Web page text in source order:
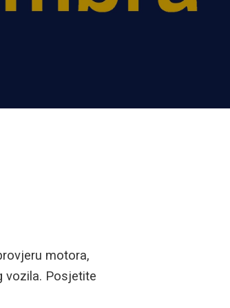
motora,
vozila. Posjetite